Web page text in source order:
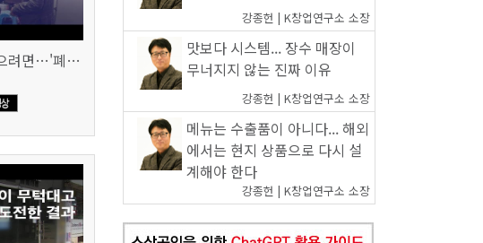
재기 발판 잃지 않으려면…'폐업'에도 준비가 필요하다 (SBS 8시 뉴스)
강종헌 | K창업연구소 소장
맛보다 시스템... 장수 매장이
무너지지 않는 진짜 이유
강종헌 | K창업연구소 소장
메뉴는 수출품이 아니다... 해외
에서는 현지 상품으로 다시 설
계해야 한다
강종헌 | K창업연구소 소장